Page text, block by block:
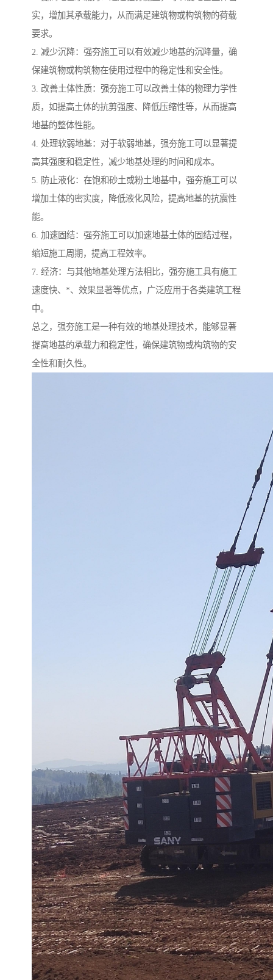
实，增加其承载能力，从而满足建筑物或构筑物的荷载
要求。
2. 减少沉降：强夯施工可以有效减少地基的沉降量，确
保建筑物或构筑物在使用过程中的稳定性和安全性。
3. 改善土体性质：强夯施工可以改善土体的物理力学性
质，如提高土体的抗剪强度、降低压缩性等，从而提高
地基的整体性能。
4. 处理软弱地基：对于软弱地基，强夯施工可以显著提
高其强度和稳定性，减少地基处理的时间和成本。
5. 防止液化：在饱和砂土或粉土地基中，强夯施工可以
增加土体的密实度，降低液化风险，提高地基的抗震性
能。
6. 加速固结：强夯施工可以加速地基土体的固结过程，
缩短施工周期，提高工程效率。
7. 经济：与其他地基处理方法相比，强夯施工具有施工
速度快、*、效果显著等优点，广泛应用于各类建筑工程
中。
总之，强夯施工是一种有效的地基处理技术，能够显著
提高地基的承载力和稳定性，确保建筑物或构筑物的安
全性和耐久性。